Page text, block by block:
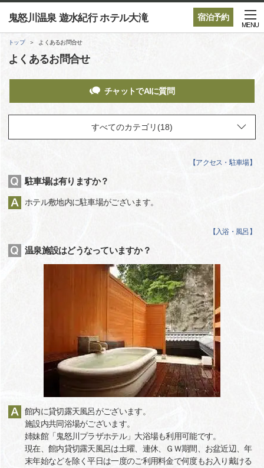
宿泊予約
鬼怒川温泉 遊水紀行 ホテル大滝
MENU
トップ よくあるお問合せ
よくあるお問合せ
チャットでAIに質問
【アクセス・駐車場】
駐車場は有りますか？
ホテル敷地内に駐車場がございます。
【 入浴・風呂 】
温泉施設はどうなっていますか？
館内に貸切露天風呂がございます。
施設内共同浴場がございます。
姉妹館「鬼怒川プラザホテル」大浴場も利用可能です。
現在、館内貸切露天風呂は土曜、連休、ＧＷ期間、お盆近辺、年
末年始などを除く平日は一度のご利用料金で何度もお入り戴ける